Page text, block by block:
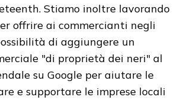
Stiamo inoltre lavorando
offrire ai commercianti negli
di aggiungere un
"di proprietà dei neri" al
su Google per aiutare le
e supportare le imprese locali